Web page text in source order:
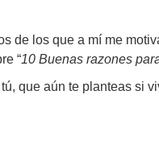
de los que a mí me
“10 Buenas razones
que aún te planteas si